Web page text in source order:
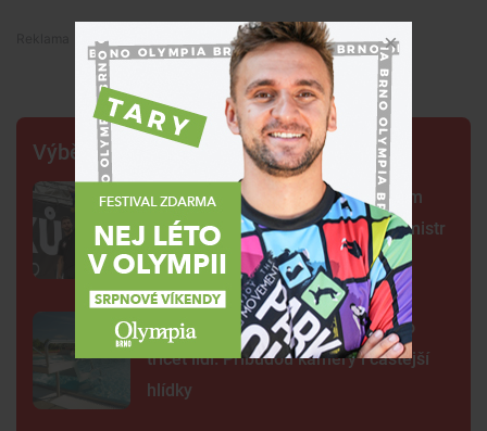
Premium
Výběr šéfredaktora
Centrum Brna ovládli šermíři. Jsem
jako Kung Fu Panda, řekl čerstvý mistr
světa
Na plovárně ve Znojmě se popralo
třicet lidí. Přibudou kamery i častější
hlídky